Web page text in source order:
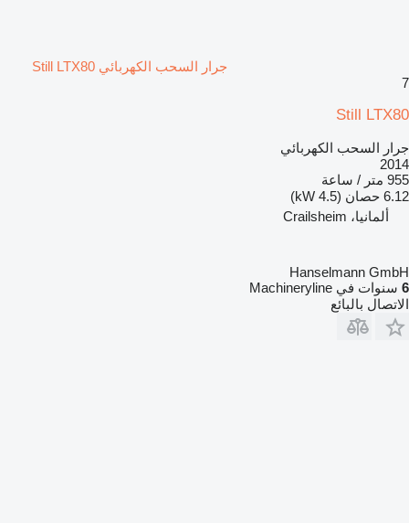
جرار السحب الكهربائي Still LTX80
7
Still LTX80
جرار السحب الكهربائي
2014
955 متر / ساعة
6.12 حصان (4.5 kW)
ألمانيا، Crailsheim
Hanselmann GmbH
6 سنوات في Machineryline
الاتصال بالبائع